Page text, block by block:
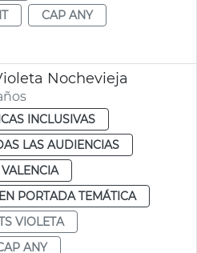
CAP ANY
Nochevieja
INCLUSIVAS
LAS AUDIENCIAS
VALENCIA
EN PORTADA TEMÁTICA
VIOLETA
ANY